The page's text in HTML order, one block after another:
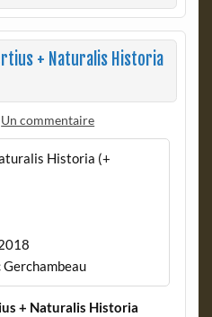
+ Naturalis Historia
Un commentaire
Historia (+
Gerchambeau
+ Naturalis Historia